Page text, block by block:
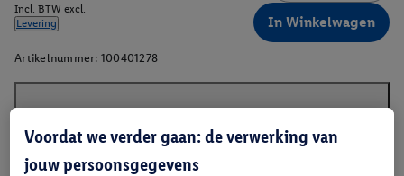
Incl. BTW excl.
Levering
In Winkelwagen
Artikelnummer: 100401278
Voordat we verder gaan: de verwerking van
jouw persoonsgegevens